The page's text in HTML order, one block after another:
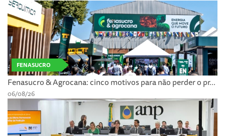
FENASUCRO
Fenasucro & Agrocana: cinco motivos para não perder o pr...
06/08/26